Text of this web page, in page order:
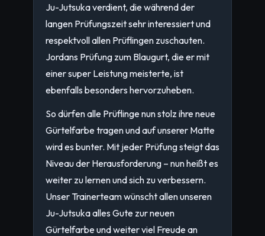
Ju-Jutsuka verdient, die während der
langen Prüfungszeit sehr interessiert und
respektvoll allen Prüflingen zuschauten.
Jordans Prüfung zum Blaugurt, die er mit
einer super Leistung meisterte, ist
ebenfalls besonders hervorzuheben.
So dürfen alle Prüflinge nun stolz ihre neue
Gürtelfarbe tragen und auf unserer Matte
wird es bunter. Mit jeder Prüfung steigt das
Niveau der Herausforderung – nun heißt es
weiter zu lernen und sich zu verbessern.
Unser Trainerteam wünscht allen unseren
Ju-Jutsuka alles Gute zur neuen
Gürtelfarbe und weiter viel Freude an